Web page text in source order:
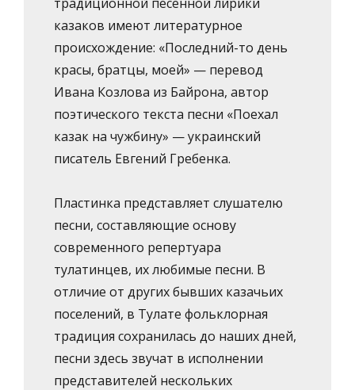
казаков имеют литературное
происхождение: «Последний-то день
красы, братцы, моей» — перевод
Ивана Козлова из Байрона, автор
поэтического текста песни «Поехал
казак на чужбину» — украинский
писатель Евгений Гребенка.
Пластинка представляет слушателю
песни, составляющие основу
современного репертуара
тулатинцев, их любимые песни. В
отличие от других бывших казачьих
поселений, в Тулате фольклорная
традиция сохранилась до наших дней,
песни здесь звучат в исполнении
представителей нескольких